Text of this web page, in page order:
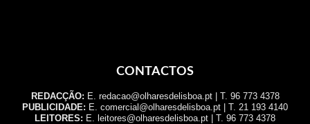
CONTACTOS
REDACÇÃO: E. redacao@olharesdelisboa.pt | T. 96 773 4378
PUBLICIDADE: E. comercial@olharesdelisboa.pt | T. 21 193 4140
LEITORES: E. leitores@olharesdelisboa.pt | T. 96 773 4378